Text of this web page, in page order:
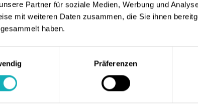
Partner für soziale Medien, Werbung und
mit weiteren Daten zusammen, die Sie ihnen
haben.
Präferenzen
in den Bereichen Umwelt, Soziales und